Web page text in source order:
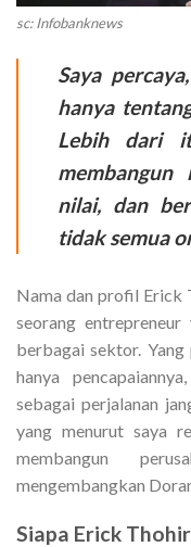
sc: Infobanknews
Saya
hanya
Lebih dari
membangun
nilai, dan
tidak semua
Nama dan profil Erick
seorang
berbagai sektor.
hanya
sebagai perjalanan
yang menurut saya
membangun
mengembangkan
Siapa Erick